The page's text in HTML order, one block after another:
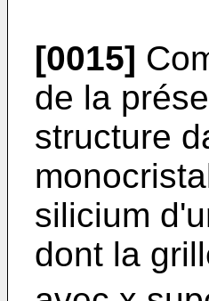
[0015]
de la
structure
silicium
dont la